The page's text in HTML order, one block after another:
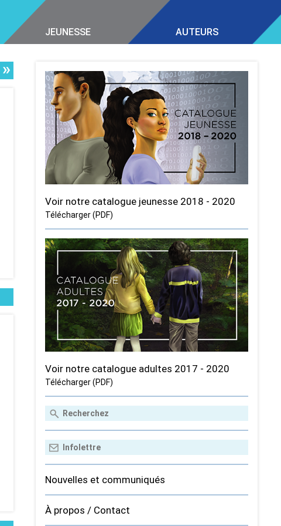
JEUNESSE AUTEURS
»
Voir notre catalogue jeunesse 2018 - 2020
Télécharger (PDF)
Voir notre catalogue adultes 2017 - 2020
Télécharger (PDF)
Nouvelles et communiqués
À propos / Contact